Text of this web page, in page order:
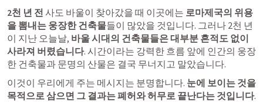
2천 년 전 사도 바울이 찾아갔을 때 이곳에는 로마제국의 위용
을 뽐내는 웅장한 건축물들이 많았을 것입니다. 그러나 2천 년
이 지난 오늘날, 바울 시대의 건축물들은 대부분 흔적도 없이
사라져 버렸습니다. 시간이라는 강력한 흐름 앞에 인간의 웅장
한 건축물과 문명의 산물은 결국 무너지고 말았습니다.
이것이 우리에게 주는 메시지는 분명합니다. 눈에 보이는 것을
목적으로 삼으면 그 결과는 폐허와 허무로 끝난다는 것입니다.